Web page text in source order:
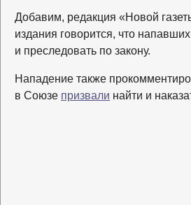
Добавим, редакция «Новой
издания говорится, что
и преследовать по закону.
Нападение также
в Союзе призвали найти и